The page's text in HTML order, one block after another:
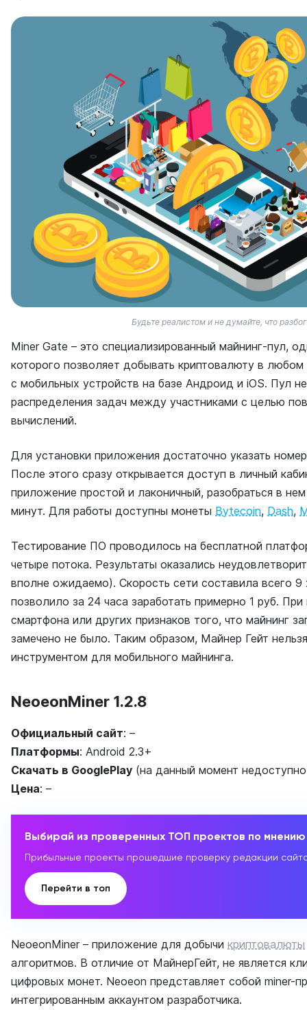
Будьте реалистом и не думайте, что
Miner Gate – это специализированный майнинг-пул,
которого позволяет добывать криптовалюту в
с мобильных устройств на базе Андроид и iOS. Пул
распределения задач между участниками с целью
вычислений.
Для установки приложения достаточно указать
После этого сразу открывается доступ в личный
приложение простой и лаконичный, разобраться в
минут. Для работы доступны монеты Bytecoin, Dash,
Тестирование ПО проводилось на бесплатной
четыре потока. Результаты оказались
вполне ожидаемо). Скорость сети составила всего 9
позволило за 24 часа заработать примерно 1 руб. При
смартфона или других признаков того, что майнинг
замечено не было. Таким образом, Майнер Гейт
инструментом для мобильного майнинга.
NeoeonMiner 1.2.8
Официальный сайт: –
Платформы: Android 2.3+
Скачать в GooglePlay (на данный момент
Цена: –
Выбирай из проверенных ТОП проектов по мнению
Прибыльные проекты прошедшие проверку редакции
Перейти в топ
NeoeonMiner – приложение для добычи криптовалюты
алгоритмов. В отличие от МайнерГейт, не является
цифровых монет. Neoeon представляет собой miner-
интегрированным аккаунтом разработчика.